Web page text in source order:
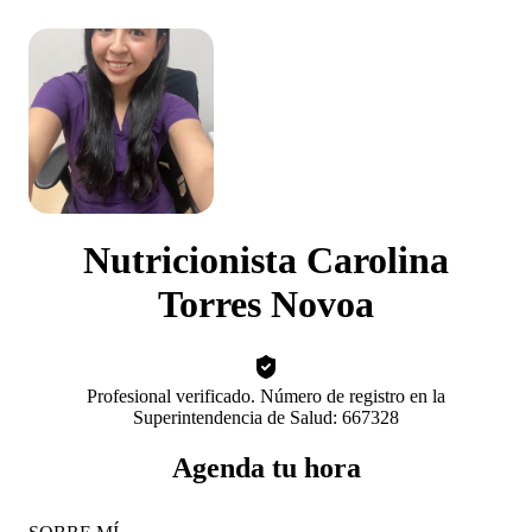
Nutricionista Carolina
Torres Novoa
Profesional verificado. Número de registro en la
Superintendencia de Salud: 667328
Agenda tu hora